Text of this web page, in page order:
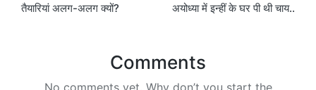
तैयारियां अलग-अलग क्‍यों?
अयोध्या में इन्हीं के घर पी थी चाय..
Comments
No comments yet. Why don’t you start the